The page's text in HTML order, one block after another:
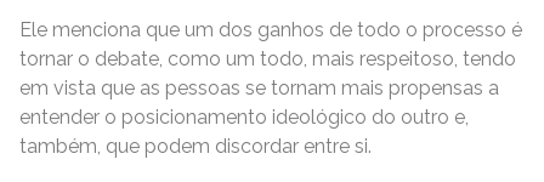
Ele menciona que um dos ganhos de todo o processo é
tornar o debate, como um todo, mais respeitoso, tendo
em vista que as pessoas se tornam mais propensas a
entender o posicionamento ideológico do outro e,
também, que podem discordar entre si.